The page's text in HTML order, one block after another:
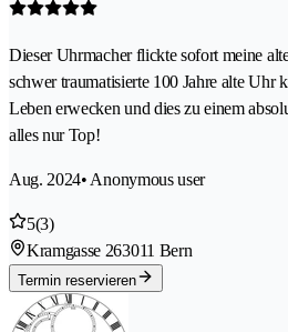
Dieser Uhrmacher flickte sofort meine
schwer traumatisierte 100 Jahre alte Uhr
Leben erwecken und dies zu einem
alles nur Top!
Aug. 2024• Anonymous user
5(3)
Kramgasse 263011 Bern
Termin reservieren